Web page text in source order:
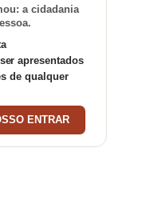
a cidadania
apresentados
de qualquer
ENTRAR